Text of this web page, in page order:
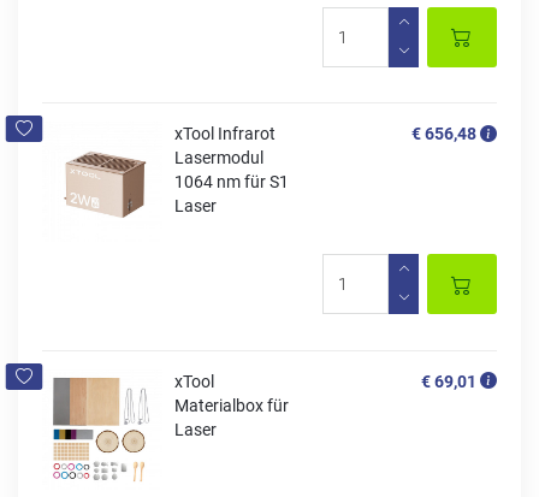
xTool Infrarot
Lasermodul
1064 nm für S1
Laser
€ 656,48
xTool
Materialbox für
Laser
€ 69,01